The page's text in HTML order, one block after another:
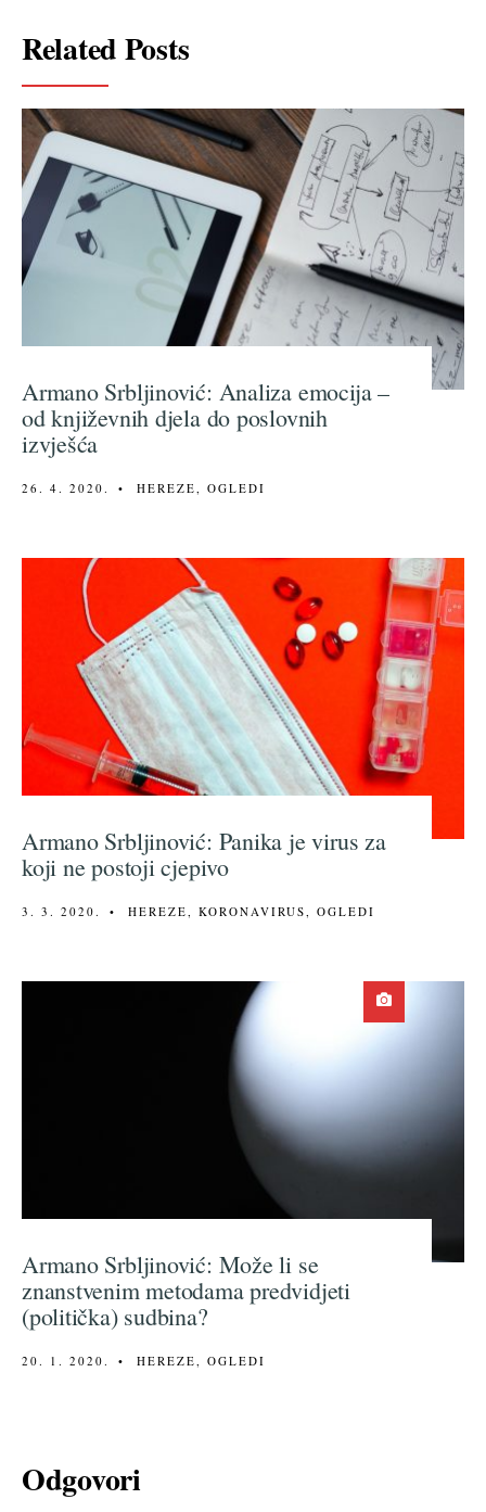
Related Posts
Armano Srbljinović: Analiza emocija –
od književnih djela do poslovnih
izvješća
26. 4. 2020. • HEREZE OGLEDI
Armano Srbljinović: Panika je virus za
koji ne postoji cjepivo
3. 3. 2020. • HEREZE, KORONAVIRUS, OGLEDI
Armano Srbljinović: Može li se
znanstvenim metodama predvidjeti
(politička) sudbina?
20. 1. 2020. • HEREZE, OGLEDI
Odgovori